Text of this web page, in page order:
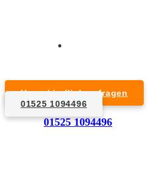
01525 1094496
Unverbindlich anfragen
01525 1094496
1. Anfrage